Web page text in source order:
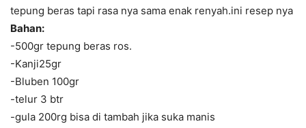
tepung beras tapi rasa nya sama enak renyah.ini resep nya
Bahan:
-500gr tepung beras ros.
-Kanji25gr
-Bluben 100gr
-telur 3 btr
-gula 200rg bisa di tambah jika suka manis